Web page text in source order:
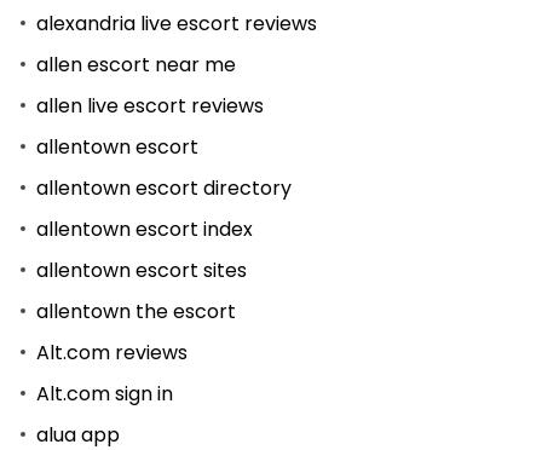
alexandria live escort reviews
allen escort near me
allen live escort reviews
allentown escort
allentown escort directory
allentown escort index
allentown escort sites
allentown the escort
Alt.com reviews
Alt.com sign in
alua app